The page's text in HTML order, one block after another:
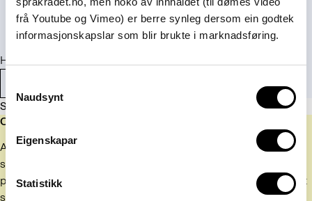
frå Youtube og Vimeo) er berre synleg dersom ein godtek
informasjonskapslar som blir brukte i marknadsføring.
Selection
Naudsynt
Eigenskapar
Statistikk
f.eks.
C.J. Hambros plass
Her var det andre regler før i tida.
Sist oppdatert: 1. januar 2024
Om basen
Artiklene i svarbasen er skrevet av rådgivere i Språkrådets
svartjeneste. Svarene er basert på spørsmål vi har fått på e-
post og telefon de siste 10–15 årene. De fleste artiklene er satt
sammen av flere spørsmål og svar om samme emne, og